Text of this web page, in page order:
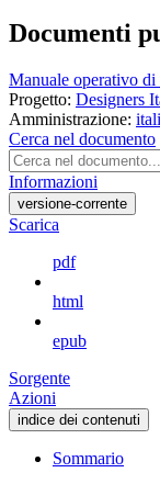
Documenti
Manuale operativo di
Progetto: Designers
Amministrazione:
Cerca nel documento
Informazioni
versione-corrente
Scarica
pdf
html
epub
Sorgente
Azioni
indice dei contenuti
Sommario